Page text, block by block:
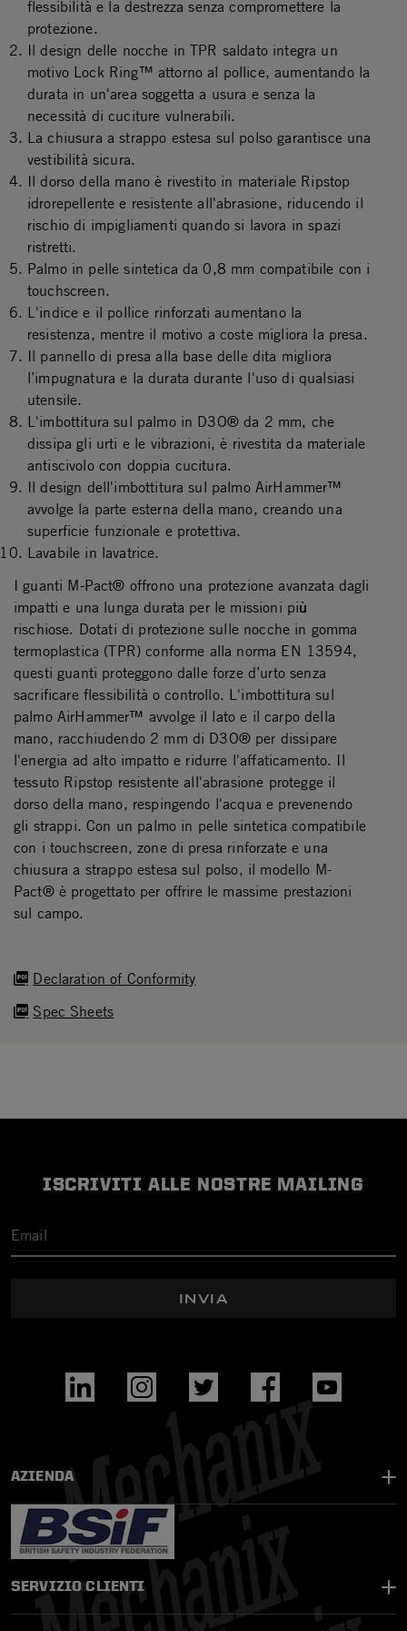
flessibilità e la destrezza senza compromettere la
protezione.
Il design delle nocche in TPR saldato integra un
motivo Lock Ring™ attorno al pollice, aumentando la
durata in un'area soggetta a usura e senza la
necessità di cuciture vulnerabili.
La chiusura a strappo estesa sul polso garantisce una
vestibilità sicura.
Il dorso della mano è rivestito in materiale Ripstop
idrorepellente e resistente all'abrasione, riducendo il
rischio di impigliamenti quando si lavora in spazi
ristretti.
Palmo in pelle sintetica da 0,8 mm compatibile con i
touchscreen.
L'indice e il pollice rinforzati aumentano la
resistenza, mentre il motivo a coste migliora la presa.
Il pannello di presa alla base delle dita migliora
l’impugnatura e la durata durante l'uso di qualsiasi
utensile.
L'imbottitura sul palmo in D3O® da 2 mm, che
dissipa gli urti e le vibrazioni, è rivestita da materiale
antiscivolo con doppia cucitura.
Il design dell'imbottitura sul palmo AirHammer™
avvolge la parte esterna della mano, creando una
superficie funzionale e protettiva.
Lavabile in lavatrice.
Declaration of Conformity
Spec Sheets
I guanti M-Pact® offrono una protezione avanzata dagli
impatti e una lunga durata per le missioni più
rischiose. Dotati di protezione sulle nocche in gomma
termoplastica (TPR) conforme alla norma EN 13594,
questi guanti proteggono dalle forze d’urto senza
sacrificare flessibilità o controllo. L'imbottitura sul
palmo AirHammer™ avvolge il lato e il carpo della
mano, racchiudendo 2 mm di D3O® per dissipare
l'energia ad alto impatto e ridurre l'affaticamento. Il
tessuto Ripstop resistente all'abrasione protegge il
dorso della mano, respingendo l'acqua e prevenendo
gli strappi. Con un palmo in pelle sintetica compatibile
con i touchscreen, zone di presa rinforzate e una
chiusura a strappo estesa sul polso, il modello M-
Pact® è progettato per offrire le massime prestazioni
sul campo.
ISCRIVITI ALLE NOSTRE MAILING
INVIA
AZIENDA
SERVIZIO CLIENTI